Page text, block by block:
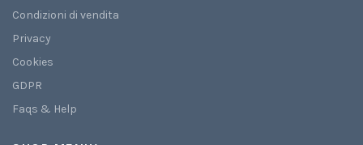
Condizioni di vendita
Privacy
Cookies
GDPR
Faqs & Help